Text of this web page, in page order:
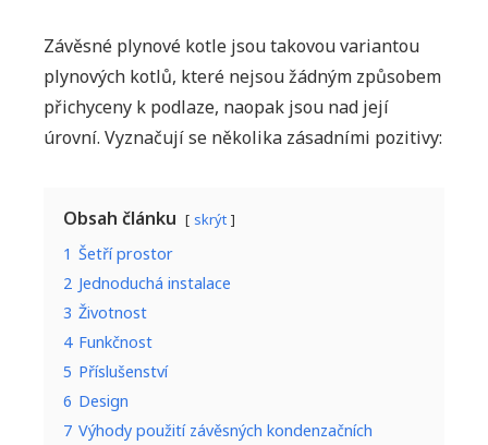
ě
s
n
é
Závěsné plynové kotle jsou takovou variantou
plynových kotlů, které nejsou žádným způsobem
přichyceny k podlaze, naopak jsou nad její
úrovní. Vyznačují se několika zásadními pozitivy:
Obsah článku skrýt
1 Šetří prostor
2 Jednoduchá instalace
3 Životnost
4 Funkčnost
5 Příslušenství
6 Design
7 Výhody použití závěsných kondenzačních